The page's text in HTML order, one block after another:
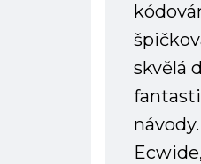
skvělá